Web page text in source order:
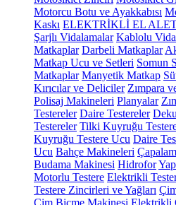
Motorcu Botu ve Ayakkabısı
Kaskı ELEKTRİKLİ EL
Şarjlı Vidalamalar Kablolu
Matkaplar Darbeli Matkaplar
Matkap Ucu ve Setleri Somun
Matkaplar Manyetik Matkap
Kırıcılar ve Deliciler Zımpara
Polisaj Makineleri Planyalar
Testereler Daire Testereler
Testereler Tilki Kuyruğu
Kuyruğu Testere Ucu Daire
Ucu Bahçe Makineleri
Budama Makinesi Hidrofor
Motorlu Testere Elektrikli
Testere Zincirleri ve Yağları
Çim Biçme Makinesi Elektrikli